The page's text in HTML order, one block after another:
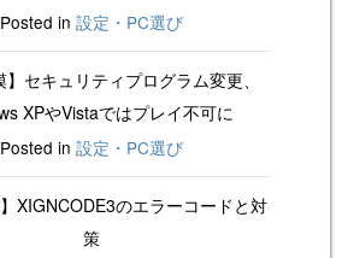
Posted in 設定・PC選び
】セキュリティプログラム変更、
XPやVistaではプレイ不可に
Posted in 設定・PC選び
】XIGNCODE3のエラーコードと対
策